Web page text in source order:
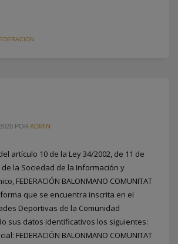
POR ADMIN
artículo 10 de la Ley 34/2002, de 11 de
la Sociedad de la Información y
FEDERACIÓN BALONMANO COMUNITAT
que se encuentra inscrita en el
Deportivas de la Comunidad
sus datos identificativos los siguientes:
FEDERACIÓN BALONMANO COMUNITAT